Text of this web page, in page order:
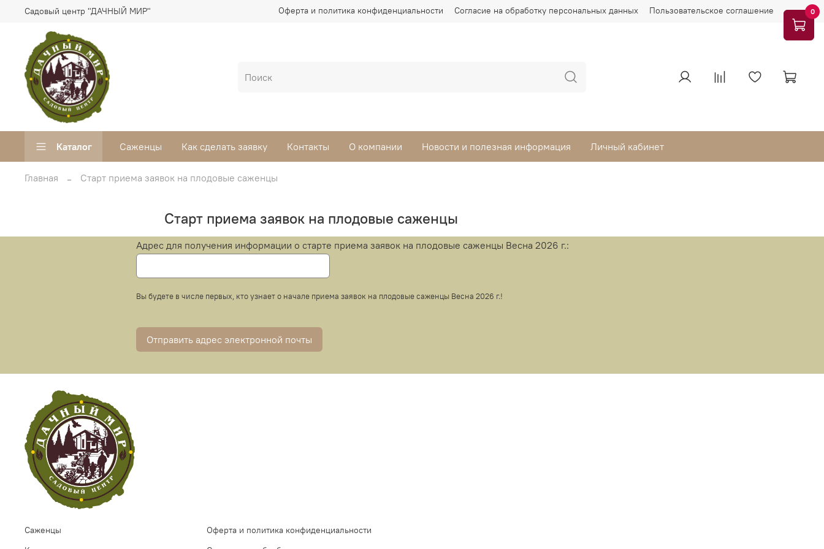
Оферта и политика конфиденциальности Согласие на обработку персональных данных Пользовательское соглашение
Садовый центр "ДАЧНЫЙ МИР"
Каталог Саженцы Как сделать заявку Контакты О компании Новости и полезная информация Личный кабинет
Главная Старт приема заявок на плодовые саженцы
Старт приема заявок на плодовые саженцы
Адрес для получения информации о старте приема заявок на плодовые саженцы Весна 2026 г.:
Вы будете в числе первых, кто узнает о начале приема заявок на плодовые саженцы Весна 2026 г.!
Отправить адрес электронной почты
Саженцы
Оферта и политика конфиденциальности
0